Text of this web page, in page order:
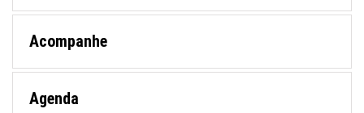
Acompanhe
Agenda